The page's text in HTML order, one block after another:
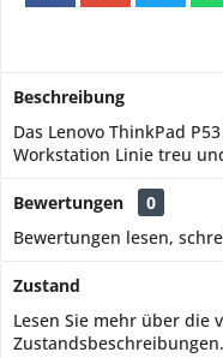
Beschreibung
Das Lenovo ThinkPad
Workstation Linie treu
Bewertungen
0
Bewertungen lesen,
Zustand
Lesen Sie mehr über die